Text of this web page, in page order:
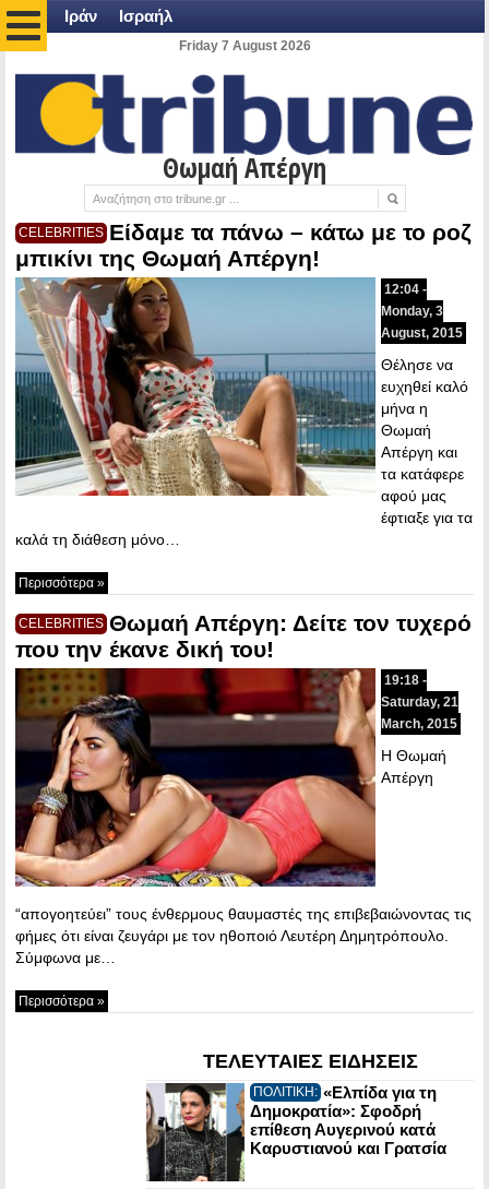
Ιράν Ισραήλ
Friday 7 August 2026
Θωμαή Απέργη
CELEBRITIES Είδαμε τα πάνω – κάτω με το ροζ
μπικίνι της Θωμαή Απέργη!
12:04 -
Monday, 3
August, 2015
Θέλησε να
ευχηθεί καλό
μήνα η
Θωμαή
Απέργη και
τα κατάφερε
αφού μας
έφτιαξε για τα
καλά τη διάθεση μόνο…
Περισσότερα »
CELEBRITIES Θωμαή Απέργη: Δείτε τον τυχερό
που την έκανε δική του!
19:18 -
Saturday, 21
March, 2015
Η Θωμαή
Απέργη
“απογοητεύει” τους ένθερμους θαυμαστές της επιβεβαιώνοντας τις
φήμες ότι είναι ζευγάρι με τον ηθοποιό Λευτέρη Δημητρόπουλο.
Σύμφωνα με…
Περισσότερα »
ΤΕΛΕΥΤΑΙΕΣ ΕΙΔΗΣΕΙΣ
ΠΟΛΙΤΙΚΗ: «Ελπίδα για τη
Δημοκρατία»: Σφοδρή
επίθεση Αυγερινού κατά
Καρυστιανού και Γρατσία